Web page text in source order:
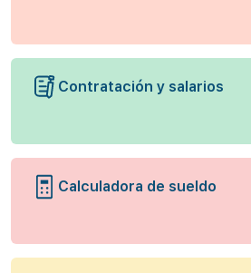
Contratación y salarios
Calculadora de sueldo